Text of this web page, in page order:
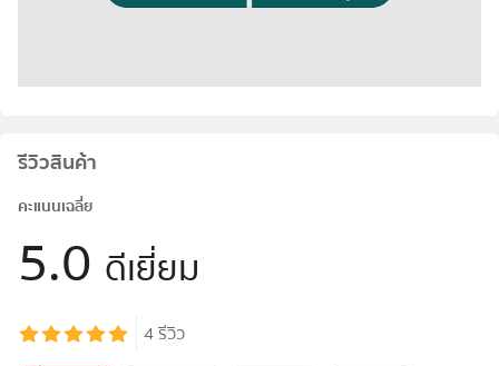
รีวิวสินค้า
คะแนนเฉลี่ย
5.0 ดีเยี่ยม
4รีวิว